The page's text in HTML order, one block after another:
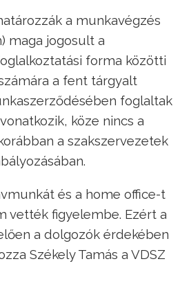
a munkavégzés
maga jogosult a
forma közötti
a fent tárgyalt
foglaltak
köze nincs a
a szakszervezetek
és a home office-t
vették figyelembe. Ezért a
a dolgozók érdekében
Székely Tamás a VDSZ